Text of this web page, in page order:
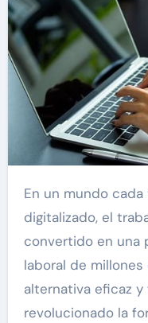
En un mundo cada vez más conectado y
digitalizado, el
convertido en una
laboral de
alternativa eficaz
revolucionado la